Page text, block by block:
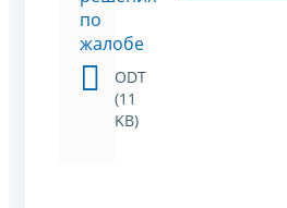
по
жалобе
ODT
(11
KB)